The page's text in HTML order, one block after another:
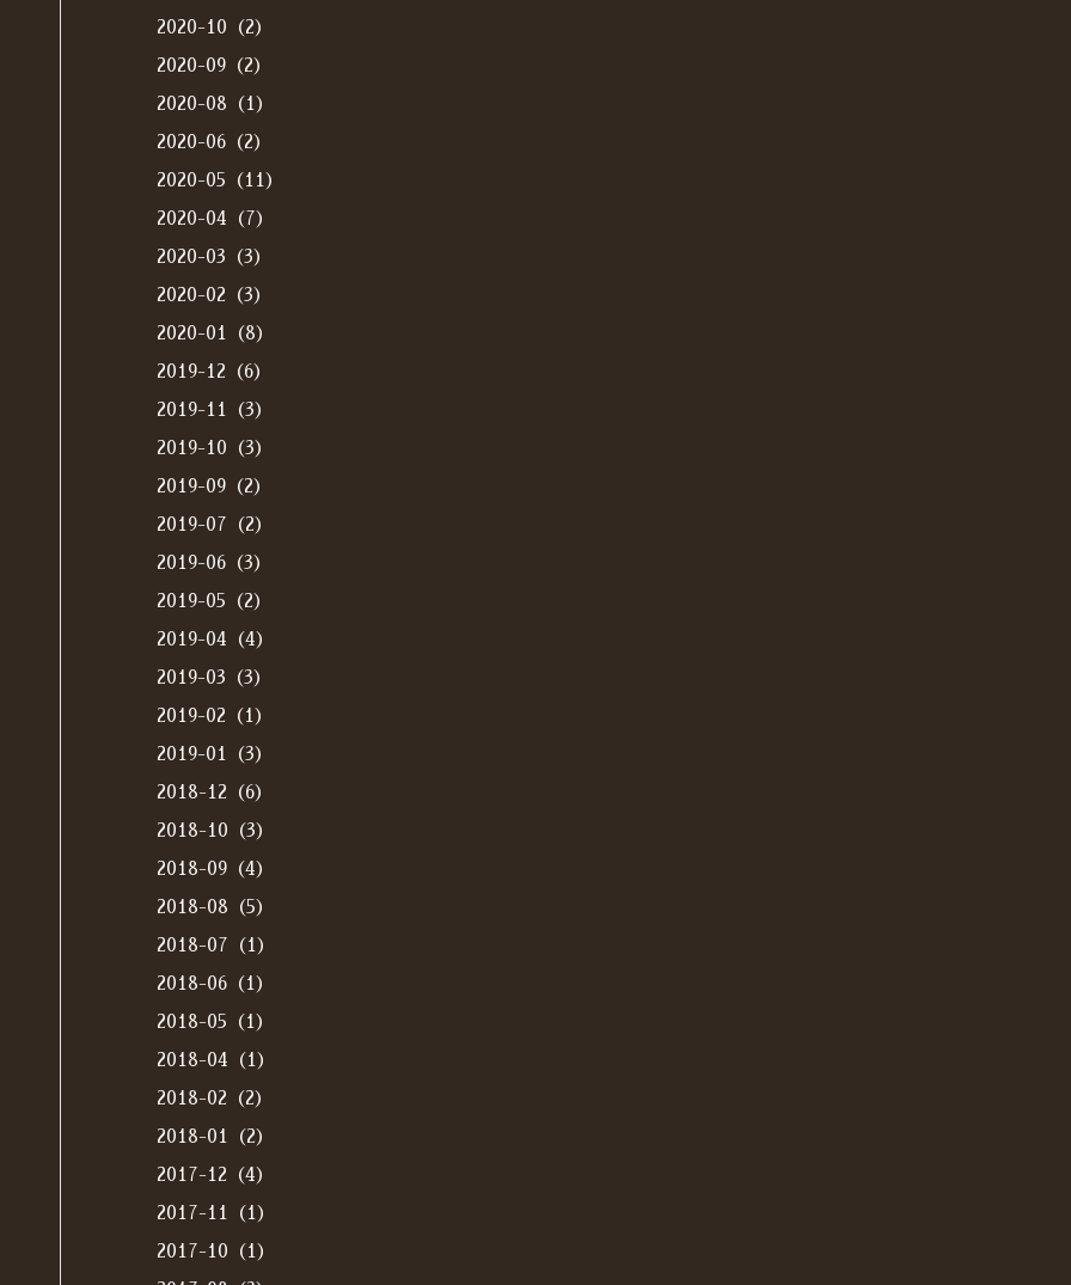
2020-10（2）
2020-09（2）
2020-08（1）
2020-06（2）
2020-05（11）
2020-04（7）
2020-03（3）
2020-02（3）
2020-01（8）
2019-12（6）
2019-11（3）
2019-10（3）
2019-09（2）
2019-07（2）
2019-06（3）
2019-05（2）
2019-04（4）
2019-03（3）
2019-02（1）
2019-01（3）
2018-12（6）
2018-10（3）
2018-09（4）
2018-08（5）
2018-07（1）
2018-06（1）
2018-05（1）
2018-04（1）
2018-02（2）
2018-01（2）
2017-12（4）
2017-11（1）
2017-10（1）